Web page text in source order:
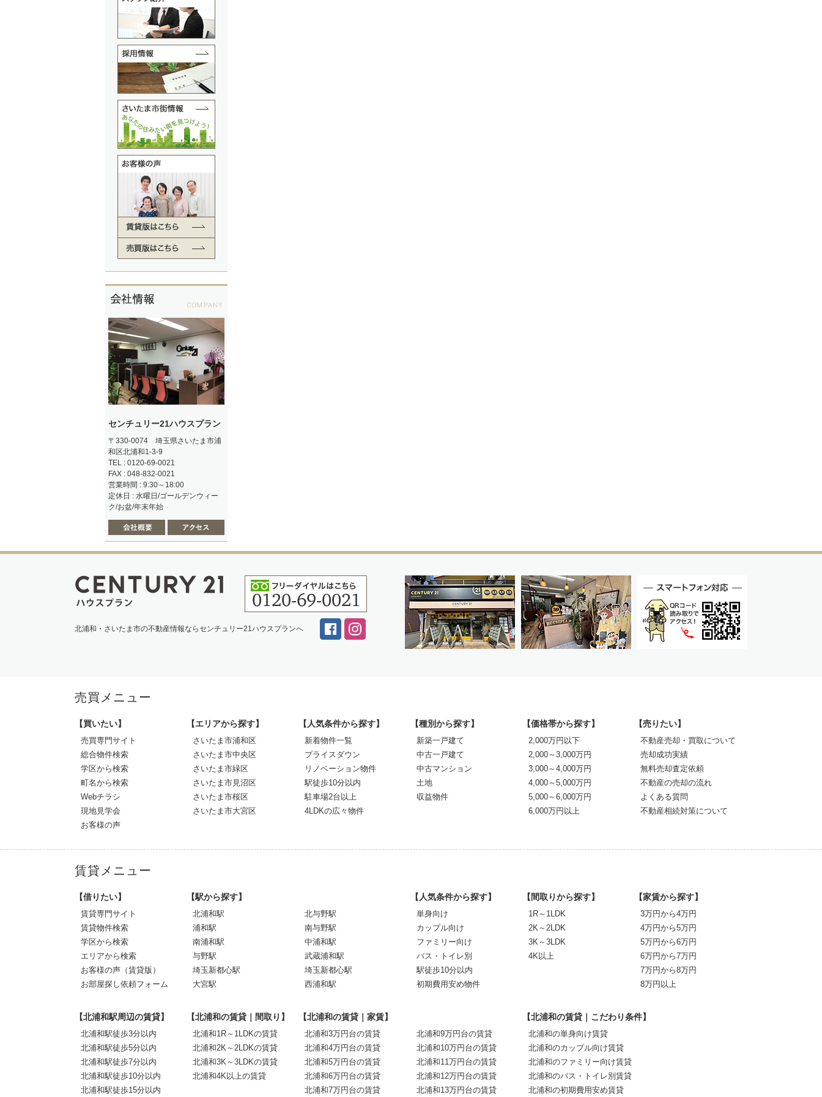
センチュリー21ハウスプラン
〒330-0074 埼玉県さいたま市浦
和区北浦和1-3-9
TEL : 0120-69-0021
FAX : 048-832-0021
営業時間 : 9:30～18:00
定休日 : 水曜日/ゴールデンウィー
ク/お盆/年末年始
北浦和・さいたま市の不動産情報ならセンチュリー21ハウスプランへ
売買メニュー
【買いたい】
売買専門サイト
総合物件検索
学区から検索
町名から検索
Webチラシ
現地見学会
お客様の声
【エリアから探す】
さいたま市浦和区
さいたま市中央区
さいたま市緑区
さいたま市見沼区
さいたま市桜区
さいたま市大宮区
【人気条件から探す】
新着物件一覧
プライスダウン
リノベーション物件
駅徒歩10分以内
駐車場2台以上
4LDKの広々物件
【種別から探す】
新築一戸建て
中古一戸建て
中古マンション
土地
収益物件
【価格帯から探す】
2,000万円以下
2,000～3,000万円
3,000～4,000万円
4,000～5,000万円
5,000～6,000万円
6,000万円以上
【売りたい】
不動産売却・買取について
売却成功実績
無料売却査定依頼
不動産の売却の流れ
よくある質問
不動産相続対策について
賃貸メニュー
【借りたい】
賃貸専門サイト
賃貸物件検索
学区から検索
エリアから検索
お客様の声（賃貸版）
お部屋探し依頼フォーム
【駅から探す】
北浦和駅
浦和駅
南浦和駅
与野駅
埼玉新都心駅
大宮駅
北与野駅
南与野駅
中浦和駅
武蔵浦和駅
埼玉新都心駅
西浦和駅
【人気条件から探す】
単身向け
カップル向け
ファミリー向け
バス・トイレ別
駅徒歩10分以内
初期費用安め物件
【間取りから探す】
1R～1LDK
2K～2LDK
3K～3LDK
4K以上
【家賃から探す】
3万円から4万円
4万円から5万円
5万円から6万円
6万円から7万円
7万円から8万円
8万円以上
【北浦和駅周辺の賃貸】
北浦和駅徒歩3分以内
北浦和駅徒歩5分以内
北浦和駅徒歩7分以内
北浦和駅徒歩10分以内
北浦和駅徒歩15分以内
【北浦和の賃貸｜間取り】
北浦和1R～1LDKの賃貸
北浦和2K～2LDKの賃貸
北浦和3K～3LDKの賃貸
北浦和4K以上の賃貸
【北浦和の賃貸｜家賃】
北浦和3万円台の賃貸
北浦和4万円台の賃貸
北浦和5万円台の賃貸
北浦和6万円台の賃貸
北浦和7万円台の賃貸
北浦和9万円台の賃貸
北浦和10万円台の賃貸
北浦和11万円台の賃貸
北浦和12万円台の賃貸
北浦和13万円台の賃貸
【北浦和の賃貸｜こだわり条件】
北浦和の単身向け賃貸
北浦和のカップル向け賃貸
北浦和のファミリー向け賃貸
北浦和のバス・トイレ別賃貸
北浦和の初期費用安め賃貸